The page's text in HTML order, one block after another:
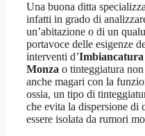
Una buona ditta
infatti in grado di
un’abitazione o di un
portavoce delle esigenze
interventi d’Imbiancatura
Monza o tinteggiatura
anche magari con la
ossia, un tipo di
che evita la dispersione di
essere isolata da rumori